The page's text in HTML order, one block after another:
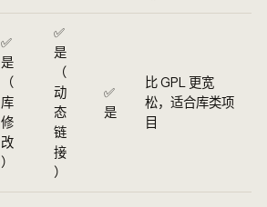
✅
是
（
库
修
改
）
✅
是
（
动
态
链
接
）
✅
是
比 GPL 更宽
松，适合库类项
目